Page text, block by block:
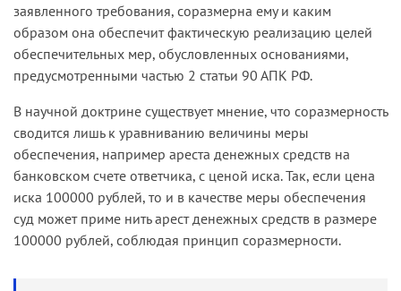
заявленного требования, соразмерна ему и каким
образом она обеспечит фак­тическую реализацию целей
обеспечительных мер, обусловленных основаниями,
предусмотренными частью 2 статьи 90 АПК РФ.
В научной доктрине существует мнение, что соразмерность
сво­дится лишь к уравниванию величины меры
обеспечения, например ареста денежных средств на
банковском счете ответ­чика, с ценой иска. Так, если цена
иска 100000 рублей, то и в качестве меры обеспечения
суд может приме­ нить арест денежных средств в размере
100000 рублей, соблюдая принцип соразмерности.